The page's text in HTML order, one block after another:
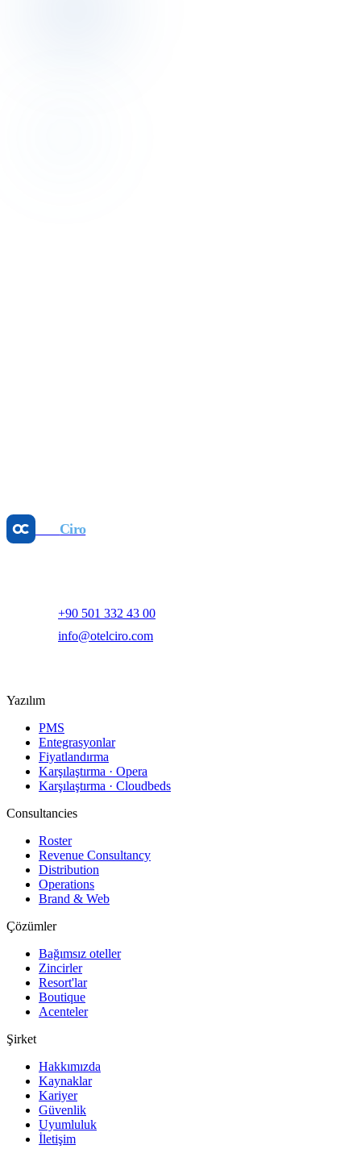
25 May 2026
Ciro
+90 501 332 43 00
info@otelciro.com
Yazılım
PMS
Entegrasyonlar
Fiyatlandırma
Karşılaştırma · Opera
Karşılaştırma · Cloudbeds
Consultancies
Roster
Revenue Consultancy
Distribution
Operations
Brand & Web
Çözümler
Bağımsız oteller
Zincirler
Resort'lar
Boutique
Acenteler
Şirket
Hakkımızda
Kaynaklar
Kariyer
Güvenlik
Uyumluluk
İletişim